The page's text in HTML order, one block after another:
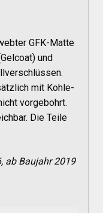
GFK-Matte
und
mit Kohle-
vorgebohrt.
Die Teile
ab Baujahr 2019